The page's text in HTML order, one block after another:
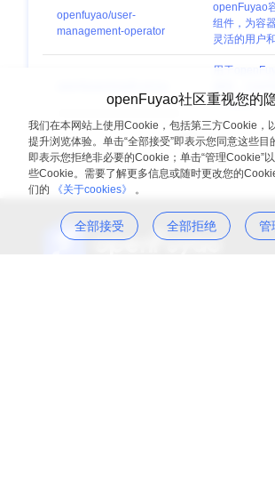
openfuyao/user-
management-operator
openFuyao
组件，为容
灵活的用户
系统支持用
色的分配，
用于
鉴权，以边
一同部署
展开
openFuyao社区重视您的
我们在本网站上使用Cookie，包括第三方Cookie，
提升浏览体验。单击“全部接受”即表示您同意这些目
即表示您拒绝非必要的Cookie；单击“管理Cookie”
些Cookie。需要了解更多信息或随时更改您的
们的
《关于cookies》 。
全部接受 全部拒绝 管